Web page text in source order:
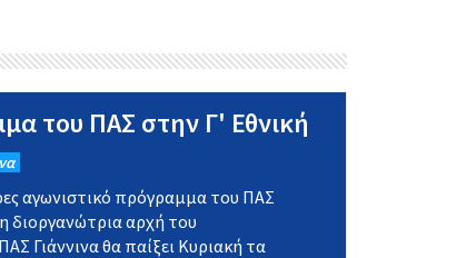
του ΠΑΣ στην Γ' Εθνική
αγωνιστικό πρόγραμμα του ΠΑΣ
διοργανώτρια αρχή του
Γιάννινα θα παίξει Κυριακή τα